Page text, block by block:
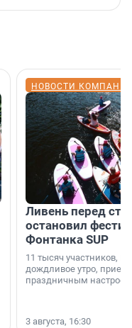
НОВОСТИ
Ливень перед
остановил
Фонтанка SUP
11 тысяч участников,
дождливое утро,
праздничным
3 августа, 16:30